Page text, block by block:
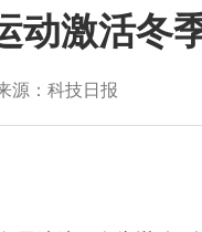
动激活冬
源：科技日报